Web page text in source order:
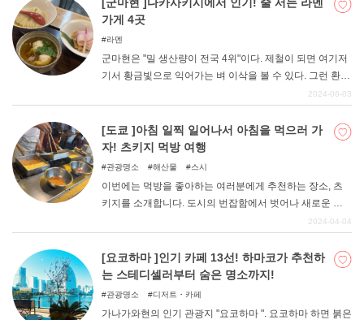
사를 참고하여 여러분도 우쓰노미야 여행을 즐겨보시기 바
랍니다!
중심지 "다카사키시 "에서 먹을 수 있는 파르페를 소개한다.
비주얼과 맛 모두 뛰어난 추천 맛집을 정리해 보았다.
가게 4곳
라멘
군마현은 "밀 생산량이 전국 4위"이다. 제철이 되면 여기저
기서 황금빛으로 익어가는 벼 이삭을 볼 수 있다. 그런 환경
때문인지 군마현 사람들은 면 요리를 좋아한다. 특히 라멘
다카사키시의 유명 가게를 소개한다. 줄을 서야만 먹을 수
있는 맛있는 라멘을 먹으러 가자.
2024-06-03
[도쿄 ]아침 일찍 일어나서 아침을 먹으러 가
자! 츠키지 먹방 여행
관광명소 해산물 스시
이번에는 먹방을 좋아하는 여러분에게 추천하는 장소, 츠
키지를 소개합니다. 도시의 번잡함에서 벗어나 새로운 아
침의 모험을 떠나기에 완벽한 장소다. 아침 시장의 활기와
아침식사와 함께 하루를 시작하자!
2024-04-04
[요코하마 ]인기 카페 13선! 하마코가 추천하
는 스테디셀러부터 숨은 명소까지!
관광명소 디저트・카페
가나가와현의 인기 관광지 "요코하마 ". 요코하마 하면 붉은